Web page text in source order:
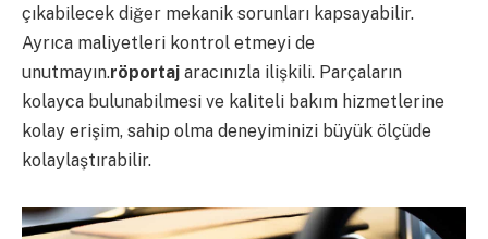
çıkabilecek diğer mekanik sorunları kapsayabilir.
Ayrıca maliyetleri kontrol etmeyi de
unutmayın.röportaj aracınızla ilişkili. Parçaların
kolayca bulunabilmesi ve kaliteli bakım hizmetlerine
kolay erişim, sahip olma deneyiminizi büyük ölçüde
kolaylaştırabilir.